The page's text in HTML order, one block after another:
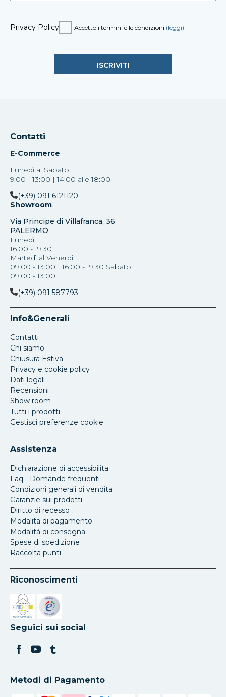
Privacy Policy Accetto i termini e le condizioni (leggi)
Contatti
E-Commerce
Lunedì al Sabato
9:00 - 13:00 | 14:00 alle 18:00.
(+39) 091 6121120
Showroom
Via Principe di Villafranca, 36
PALERMO
Lunedì:
16:00 - 19:30
Martedì al Venerdi:
09:00 - 13:00 | 16:00 - 19:30 Sabato:
09:00 - 13:00
(+39) 091 587793
Info&Generali
Contatti
Chi siamo
Chiusura Estiva
Privacy e cookie policy
Dati legali
Recensioni
Show room
Tutti i prodotti
Gestisci preferenze cookie
Assistenza
Dichiarazione di accessibilita
Faq - Domande frequenti
Condizioni generali di vendita
Garanzie sui prodotti
Diritto di recesso
Modalita di pagamento
Modalità di consegna
Spese di spedizione
Raccolta punti
Riconoscimenti
Si apre in una nuova scheda
Si apre in una nuova scheda
Seguici sui social
Metodi di Pagamento